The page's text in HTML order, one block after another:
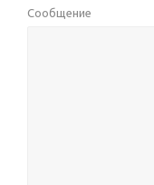
Сообщение